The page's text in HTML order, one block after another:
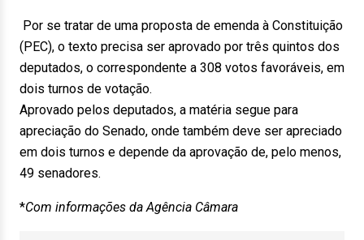
Por se tratar de uma proposta de emenda à Constituição
(PEC), o texto precisa ser aprovado por três quintos dos
deputados, o correspondente a 308 votos favoráveis, em
dois turnos de votação.
Aprovado pelos deputados, a matéria segue para
apreciação do Senado, onde também deve ser apreciado
em dois turnos e depende da aprovação de, pelo menos,
49 senadores.
*Com informações da Agência Câmara